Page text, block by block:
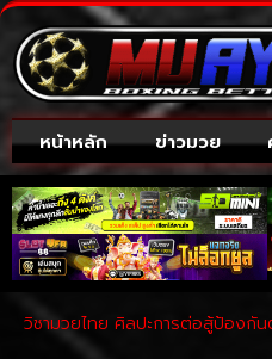
หน้าหลัก ข่าวมวย
วิชามวยไทย ศิลปะการต่อสู้ป้องกัน